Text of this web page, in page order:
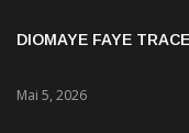
DIOMAYE FAYE
Mai 5, 2026